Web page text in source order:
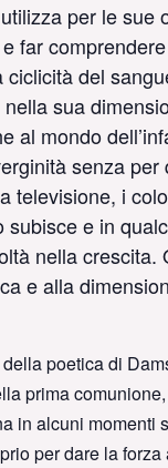
per le sue
far
del
sua
al mondo
senza
televisione, i
e in
nella
e alla
poetica di
prima
in alcuni momenti
per dare la